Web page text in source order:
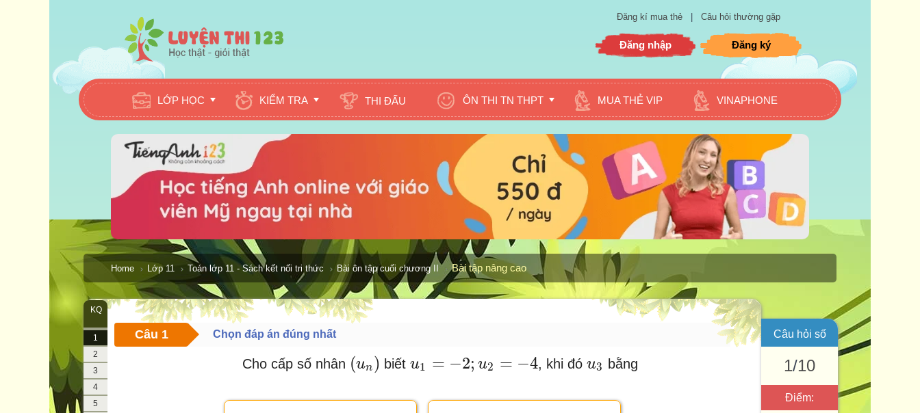
Đăng kí mua thẻ Câu hỏi thường gặp
Đăng nhập Đăng ký
LỚP HỌC KIỂM TRA THI ĐẤU ÔN THI TN THPT MUA THẺ VIP VINAPHONE
Home Lớp 11 Toán lớp 11 - Sách kết nối tri thức Bài ôn tập cuối chương II Bài tập nâng cao
KQ
1
2
3
4
5
Câu 1 Chọn đáp án đúng nhất
Cho cấp số nhân (un)
(un) biếtu1 = −2; u2 = −4
u1 =−2 ;u2= −4 , khi đóu3
u3 bằng
Câu hỏi số
1/10
Điểm: